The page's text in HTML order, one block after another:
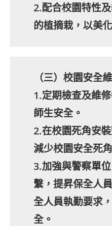
2.配合校園特性
的植摘栽，以美
（三）校園安全
1.定期檢查及維
師生安全。
2.在校園死角安
減少校園安全死
3.加強與警察單
繫，提昇保全人
全人員執勤要求
全。